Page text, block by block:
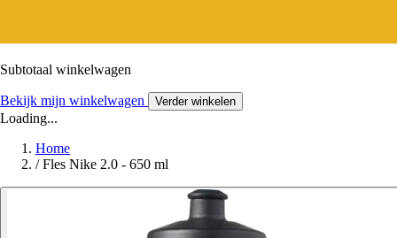
Subtotaal winkelwagen
Bekijk mijn winkelwagen Verder winkelen
Loading...
Home
/ Fles Nike 2.0 - 650 ml